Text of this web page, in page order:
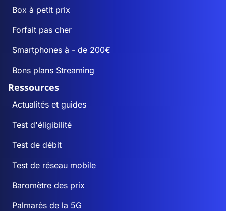
Box à petit prix
Forfait pas cher
Smartphones à - de 200€
Bons plans Streaming
Ressources
Actualités et guides
Test d'éligibilité
Test de débit
Test de réseau mobile
Baromètre des prix
Palmarès de la 5G